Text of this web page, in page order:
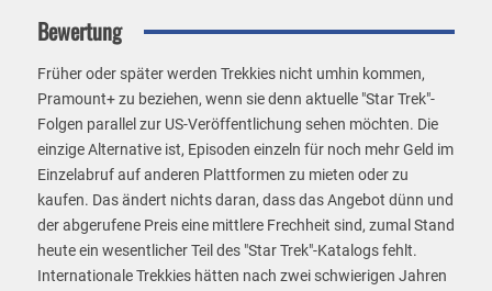
Bewertung
Früher oder später werden Trekkies nicht umhin kommen,
Pramount+ zu beziehen, wenn sie denn aktuelle "Star Trek"-
Folgen parallel zur US-Veröffentlichung sehen möchten. Die
einzige Alternative ist, Episoden einzeln für noch mehr Geld im
Einzelabruf auf anderen Plattformen zu mieten oder zu
kaufen. Das ändert nichts daran, dass das Angebot dünn und
der abgerufene Preis eine mittlere Frechheit sind, zumal Stand
heute ein wesentlicher Teil des "Star Trek"-Katalogs fehlt.
Internationale Trekkies hätten nach zwei schwierigen Jahren